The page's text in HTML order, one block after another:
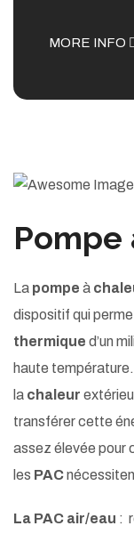
MORE INFO
Pompe
La pompe à
dispositif qui
thermique d’un
haute
la chaleur
transférer cette
assez élevée pour
les PAC
La PAC air/eau :